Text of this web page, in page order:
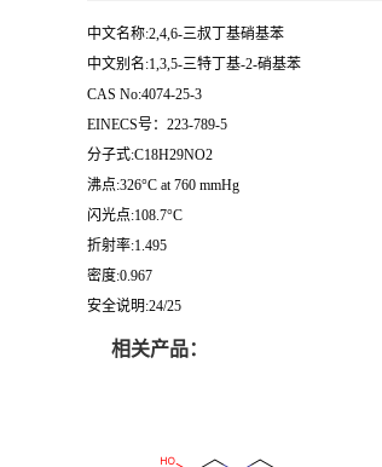
中文名称:2,4,6-三叔丁基硝基苯
中文别名:1,3,5-三特丁基-2-硝基苯
CAS No:4074-25-3
EINECS号：223-789-5
分子式:C18H29NO2
沸点:326°C at 760 mmHg
闪光点:108.7°C
折射率:1.495
密度:0.967
安全说明:24/25
相关产品：